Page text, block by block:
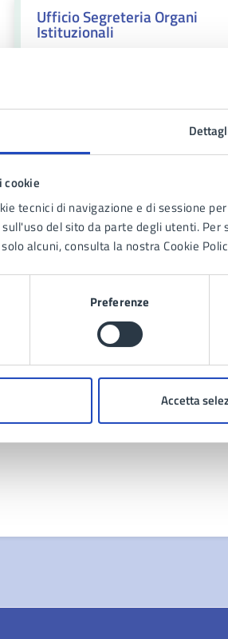
cookie
tecnici di navigazione e di sessione
del sito da parte degli utenti.
alcuni, consulta la nostra Cookie
Preferenze
Accetta
Ufficio Segreteria Organi
Istituzionali
Contenuti